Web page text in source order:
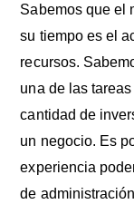
Sabemos que el
su tiempo es el
recursos.
una de las
cantidad de
un negocio. Es
experiencia
de